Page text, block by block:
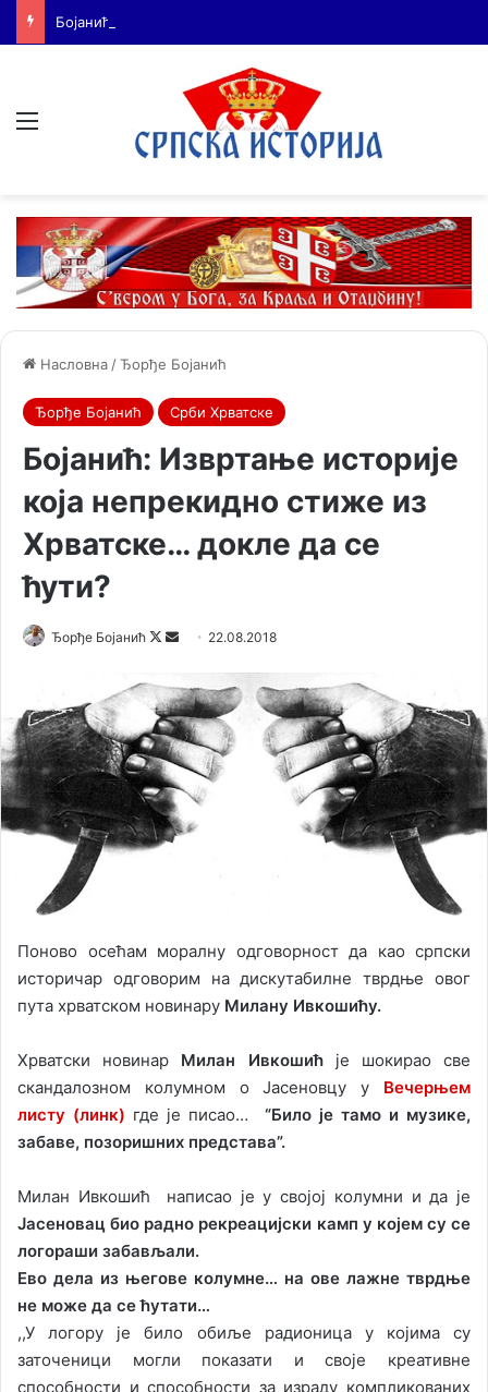
Насловна /Ђорђе Бојанић
Ђорђе Бојанић Срби Хрватске
Бојанић: Извртање историје
која непрекидно стиже из
Хрватске… докле да се
ћути?
Ђорђе Бојанић
F
l
l
o
w
o
n
X
n
d
a
n
e
m
22.08.2018
Поново осећам моралну одговорност да као српски
историчар одговорим на дискутабилне тврдње овог
пута хрватском новинару Милану Ивкошићу.
Хрватски новинар Милан Ивкошићје шокирао све
скандалозном колумном о Јасеновцу у Вечерњем
листу (линк) где је писао… “Било је тамо и музике,
забаве, позоришних представа”.
Милан Ивкошић написао је у својој колумни и да је
Јасеновац био радно рекреацијски камп у којем су се
логораши забављали.
Ево дела из његове колумне… на ове лажне тврдње
не може да се ћутати…
,,У логору је било обиље радионица у којима су
заточеници могли показати и своје креативне
способности и способности за израду компликованих